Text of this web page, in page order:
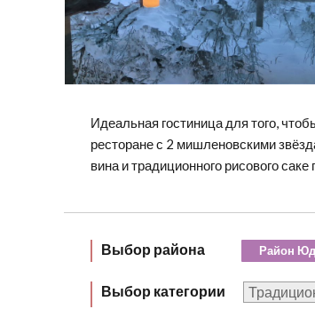
Идеальная гостиница для того,
ресторане с 2 мишленовскими
вина и традиционного рисового
Выбор района Район
Выбор категории